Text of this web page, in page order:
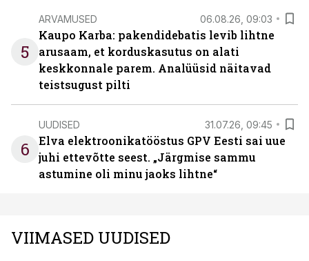
5
ARVAMUSED 06.08.26, 09:03
Kaupo Karba: pakendidebatis levib lihtne
arusaam, et korduskasutus on alati
keskkonnale parem. Analüüsid näitavad
teistsugust pilti
6
UUDISED 31.07.26, 09:45
Elva elektroonikatööstus GPV Eesti sai uue
juhi ettevõtte seest. „Järgmise sammu
astumine oli minu jaoks lihtne“
VIIMASED UUDISED